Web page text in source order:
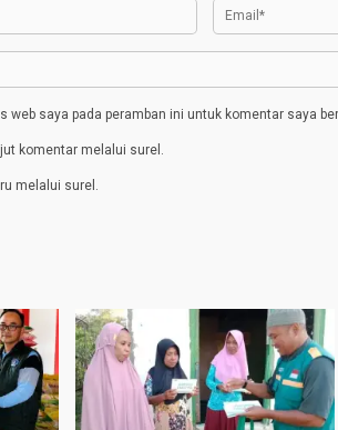
web saya pada peramban ini untuk komentar saya
komentar melalui surel.
melalui surel.